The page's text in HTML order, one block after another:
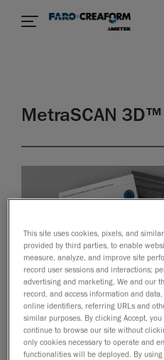
MetraSCAN 3D™
する、準備不要の簡易セットア
いエリアで視線を移動させる
This site uses cookies, pixels, and
provided by third parties, to enable
measure, analyze, and improve site
record user sessions and interactions;
advertising and marketing. We and our
record, and access information and
online identifiers, referring URLs and
similar purposes. By clicking Accept,
continue to browse our site without
only cookies necessary to operate and
functionalities will be deployed. By using